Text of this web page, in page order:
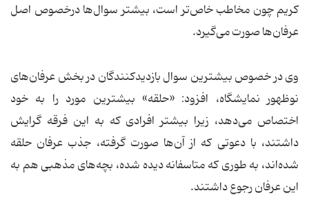
کریم چون مخاطب خاص‌تر است، بیشتر سوال‌ها درخصوص اصل
عرفان‌ها صورت می‌گیرد.
وی در خصوص بیشترین سوال بازدیدکنندگان در بخش عرفان‌های
نوظهور نمایشگاه، افزود: «حلقه» بیشترین مورد را به خود
اختصاص می‌دهد، زیرا بیشتر افرادی که به این فرقه گرایش
داشتند، با دعوتی که از آن‌ها صورت گرفته، جذب عرفان حلقه
شده‌اند، به طوری که متاسفانه دیده شده، بچه‌های مذهبی هم به
این عرفان رجوع داشتند.